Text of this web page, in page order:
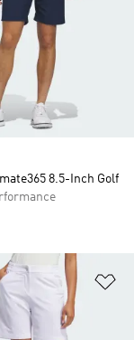
8.5-Inch Golf
życzeń